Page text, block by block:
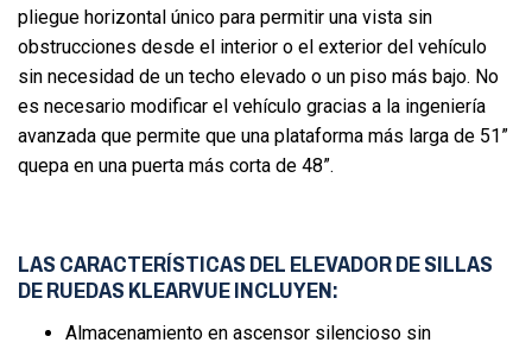
pliegue horizontal único para permitir una vista sin
obstrucciones desde el interior o el exterior del vehículo
sin necesidad de un techo elevado o un piso más bajo. No
es necesario modificar el vehículo gracias a la ingeniería
avanzada que permite que una plataforma más larga de 51”
quepa en una puerta más corta de 48”.
LAS CARACTERÍSTICAS DEL ELEVADOR DE SILLAS
DE RUEDAS KLEARVUE INCLUYEN:
Almacenamiento en ascensor silencioso sin